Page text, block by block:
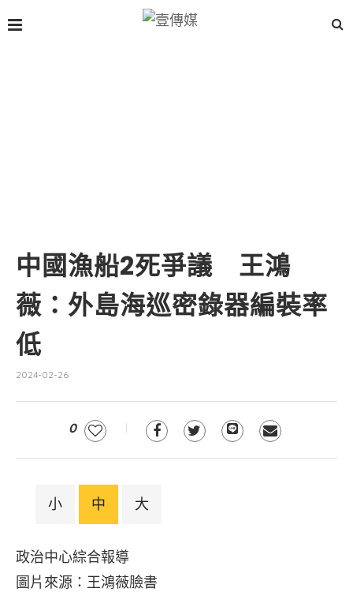
中國漁船2死爭議 王鴻
薇：外島海巡密錄器編裝率
低
2024-02-26
0
小 中 大
政治中心綜合報導
圖片來源：王鴻薇臉書